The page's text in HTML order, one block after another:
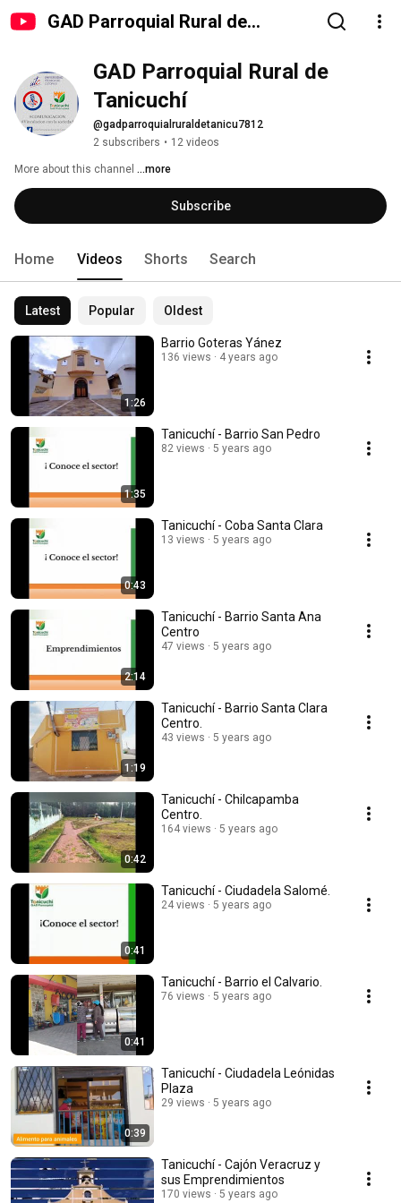
GAD Parroquial Rural de
GAD Parroquial Rural de
Tanicuchí
@gadparroquialruraldetanicu7812
2 subscribers • 12 videos
More about this channel ...more
Subscribe
Home Videos Shorts Search
Latest Popular Oldest
1:26
Barrio Goteras Yánez
136 views 4 years ago
1:35
Tanicuchí - Barrio San Pedro
82 views 5 years ago
0:43
Tanicuchí - Coba Santa Clara
13 views 5 years ago
2:14
Tanicuchí - Barrio Santa Ana
Centro
47 views 5 years ago
1:19
Tanicuchí - Barrio Santa Clara
Centro.
43 views 5 years ago
0:42
Tanicuchí - Chilcapamba
Centro.
164 views 5 years ago
0:41
Tanicuchí - Ciudadela Salomé.
24 views 5 years ago
0:41
Tanicuchí - Barrio el Calvario.
76 views 5 years ago
0:39
Tanicuchí - Ciudadela Leónidas
Plaza
29 views 5 years ago
Tanicuchí - Cajón Veracruz y
sus Emprendimientos
170 views 5 years ago